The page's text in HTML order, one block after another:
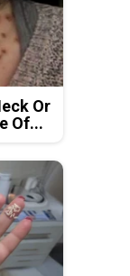
Or
Of...